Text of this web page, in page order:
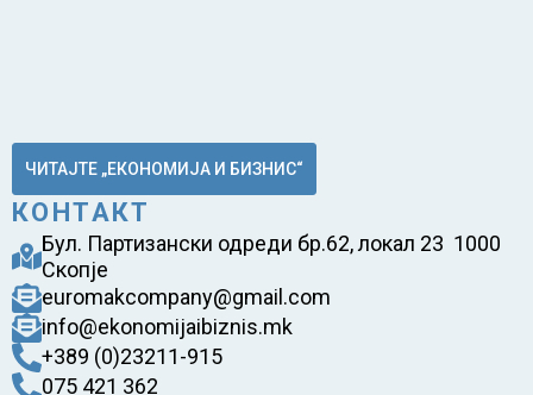
ЧИТАЈТЕ „ЕКОНОМИЈА И БИЗНИС“
КОНТАКТ
Бул. Партизански одреди бр.62, локал 23 1000
Скопје
euromakcompany@gmail.com
info@ekonomijaibiznis.mk
+389 (0)23211-915
075 421 362